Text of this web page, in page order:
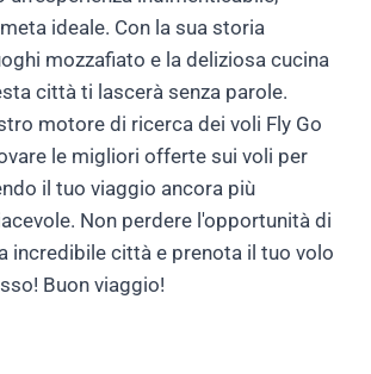
ideale. Con la sua storia
mozzafiato e la deliziosa cucina
città ti lascerà senza parole.
motore di ricerca dei voli Fly Go
le migliori offerte sui voli per
il tuo viaggio ancora più
Non perdere l'opportunità di
incredibile città e prenota il tuo volo
Buon viaggio!